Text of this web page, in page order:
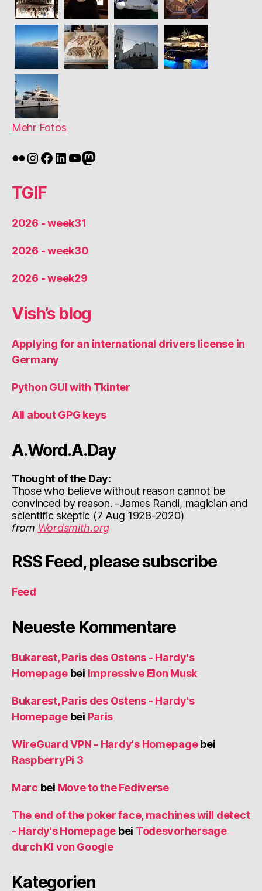
Mehr Fotos
Flickr
Instagram
Facebook
LinkedIn
YouTube
Mastodon
TGIF
2026 - week31
2026 - week30
2026 - week29
Vish’s blog
Applying for an international drivers license in
Germany
Python GUI with Tkinter
All about GPG keys
A.Word.A.Day
Thought of the Day:
Those who believe without reason cannot be
convinced by reason. -James Randi, magician and
scientific skeptic (7 Aug 1928-2020)
from Wordsmith.org
RSS Feed, please subscribe
Feed
Neueste Kommentare
Bukarest, Paris des Ostens - Hardy's
Homepagebei Impressive Elon Musk
Bukarest, Paris des Ostens - Hardy's
Homepagebei Paris
WireGuard VPN - Hardy's Homepagebei
RaspberryPi 3
Marc bei Move to the Fediverse
The end of the poker face, machines will detect
- Hardy's Homepage bei Todesvorhersage
durch KI von Google
Kategorien